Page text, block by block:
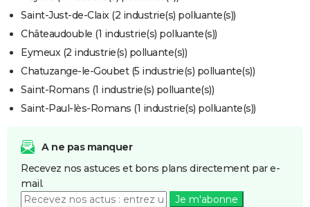
Bricolage
Lifestyle
Culture
Television
Voyage
Cinema
Saint-Just-de-Claix (2 industrie(s) polluante(s))
Châteaudouble (1 industrie(s) polluante(s))
Eymeux (2 industrie(s) polluante(s))
Chatuzange-le-Goubet (5 industrie(s) polluante(s))
Saint-Romans (1 industrie(s) polluante(s))
Saint-Paul-lès-Romans (1 industrie(s) polluante(s))
A ne pas manquer
Recevez nos astuces et bons plans directement par e-
mail.
Je m'abonne